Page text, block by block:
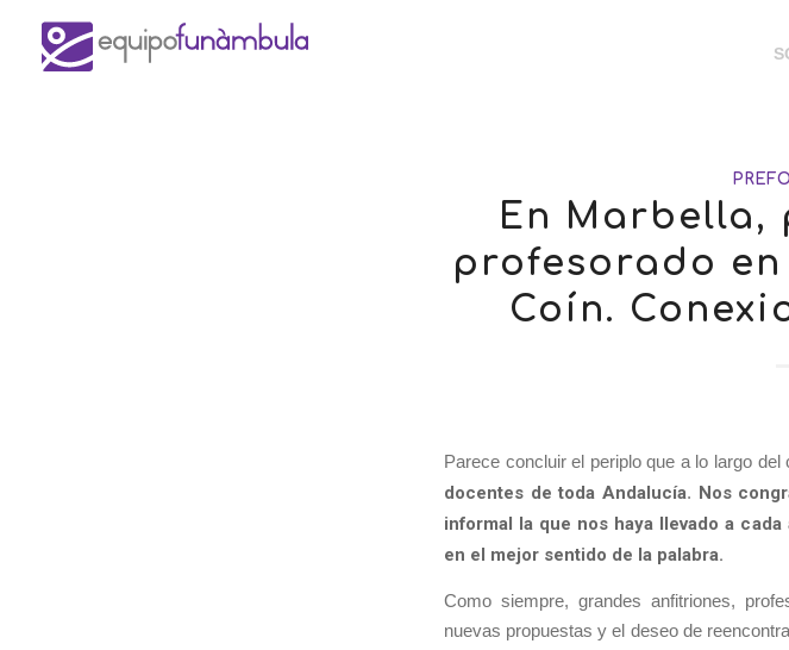
En Marbella,
profesorado en
Coín.
Parece concluir el periplo que a lo largo
docentes de toda Andalucía. Nos
informal la que nos haya llevado a
en el mejor sentido de la palabra.
Como siempre, grandes anfitriones,
nuevas propuestas y el deseo de